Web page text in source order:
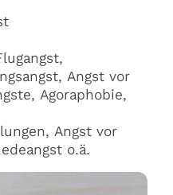
Angst vor
Agoraphobie,
Angst vor
o.ä.